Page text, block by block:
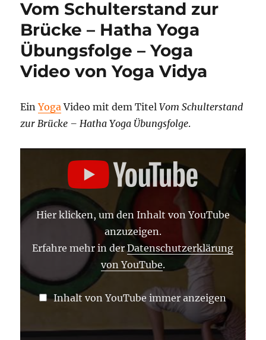
–
Fluss
zum
Ozean
der
Stille
Yoga
Video
Vom Schulterstand zur
Brücke – Hatha Yoga
Übungsfolge – Yoga
Video von Yoga Vidya
EinYogaVideo mit dem TitelVom Schulterstand
zur Brücke – Hatha Yoga Übungsfolge.
„VOM
SCHULTERSTAND
HATHA
YOGA
ÜBUNGSFOLGE“
ANZEIGEN
Hier klicken, um den Inhalt von YouTube
anzuzeigen.
Erfahre mehr in derDatenschutzerklärung
von YouTube.
Inhalt von YouTube immer anzeigen